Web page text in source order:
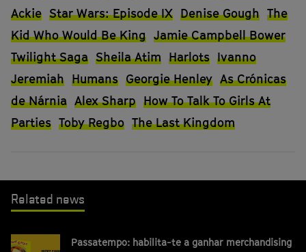
Ackie Star Wars: Episode IX Denise Gough The
Kid Who Would Be King Jamie Campbell Bower
Twilight Saga Sheila Atim Harlots Ivanno
Jeremiah Humans Georgie Henley As Crónicas
de Nárnia Alex Sharp How To Talk To Girls At
Parties Toby Regbo The Last Kingdom
Related news
Passatempo: habilita-te a ganhar merchandising